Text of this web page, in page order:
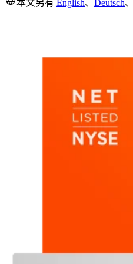
本文另有 English、 Deutsch、